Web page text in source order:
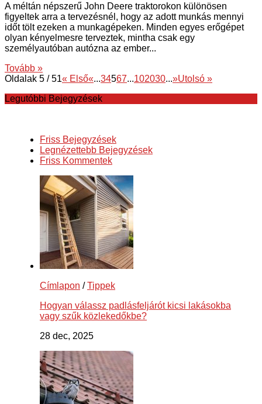
A méltán népszerű John Deere traktorokon különösen
figyeltek arra a tervezésnél, hogy az adott munkás mennyi
időt tölt ezeken a munkagépeken. Minden egyes erőgépet
olyan kényelmesre terveztek, mintha csak egy
személyautóban autózna az ember...
Tovább »
Oldalak 5 / 51« Első«...34567...102030...»Utolsó »
Legutóbbi Bejegyzések
Friss Bejegyzések
Legnézettebb Bejegyzések
Friss Kommentek
Címlapon /Tippek
Hogyan válassz padlásfeljárót kicsi lakásokba
vagy szűk közlekedőkbe?
28 dec, 2025